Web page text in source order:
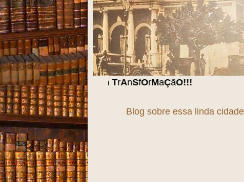
emTrAnSfOrMa O !!!
Blog sobre essa linda